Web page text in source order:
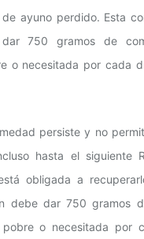
ayuno perdido. Esta
750 gramos de
o necesitada por cada
persiste y no
hasta el siguiente
obligada a
debe dar 750 gramos
pobre o necesitada por